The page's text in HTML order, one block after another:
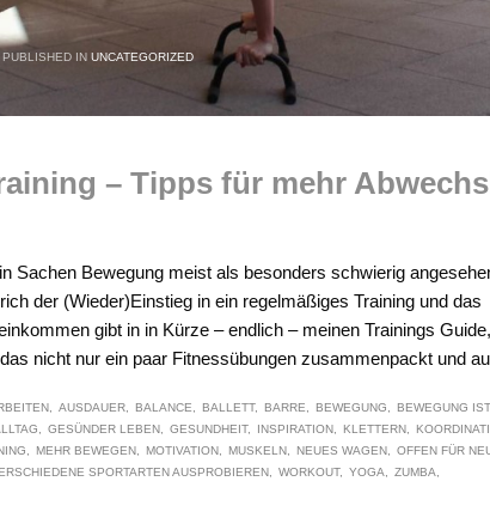
PUBLISHED IN UNCATEGORIZED
– Tipps für mehr
Sachen Bewegung meist als besonders schwierig
der (Wieder)Einstieg in ein regelmäßiges Training und das
gibt in in Kürze – endlich – meinen Trainings
nicht nur ein paar Fitnessübungen zusammenpackt und
AUSDAUER BALANCE BALLETT BARRE BEWEGUNG BEWEGUNG
GESÜNDER LEBEN GESUNDHEIT INSPIRATION KLETTERN
MEHR BEWEGEN MOTIVATION MUSKELN NEUES WAGEN OFFEN FÜR
SPORTARTEN AUSPROBIEREN WORKOUT YOGA ZUMBA